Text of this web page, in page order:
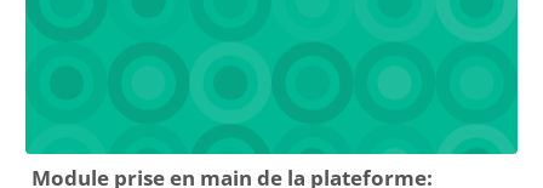
Module prise en main de la plateforme: